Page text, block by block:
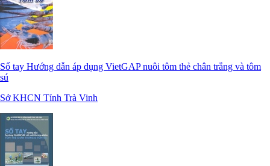
Sổ tay Hướng dẫn áp dụng VietGAP nuôi tôm thẻ chân trắng và tôm
sú
Sở KHCN Tỉnh Trà Vinh